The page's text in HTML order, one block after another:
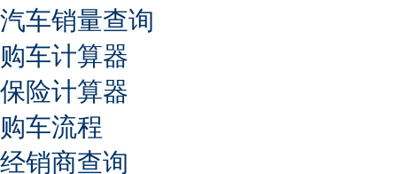
汽车销量查询
购车计算器
保险计算器
购车流程
经销商查询